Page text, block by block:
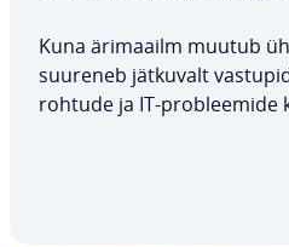
Kuna ärimaailm muutub
suureneb jätkuvalt
roh­tude ja IT-prob­leemide